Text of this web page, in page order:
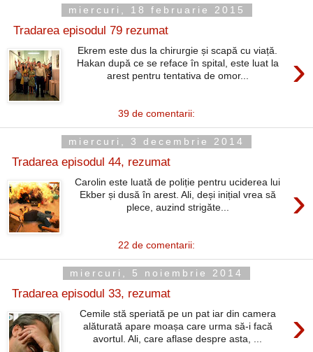
miercuri, 18 februarie 2015
Tradarea episodul 79 rezumat
›
Ekrem este dus la chirurgie și scapă cu viață.
Hakan după ce se reface în spital, este luat la
arest pentru tentativa de omor...
39 de comentarii:
miercuri, 3 decembrie 2014
Tradarea episodul 44, rezumat
›
Carolin este luată de poliție pentru uciderea lui
Ekber și dusă în arest. Ali, deși inițial vrea să
plece, auzind strigăte...
22 de comentarii:
miercuri, 5 noiembrie 2014
Tradarea episodul 33, rezumat
›
Cemile stă speriată pe un pat iar din camera
alăturată apare moașa care urma să-i facă
avortul. Ali, care aflase despre asta, ...